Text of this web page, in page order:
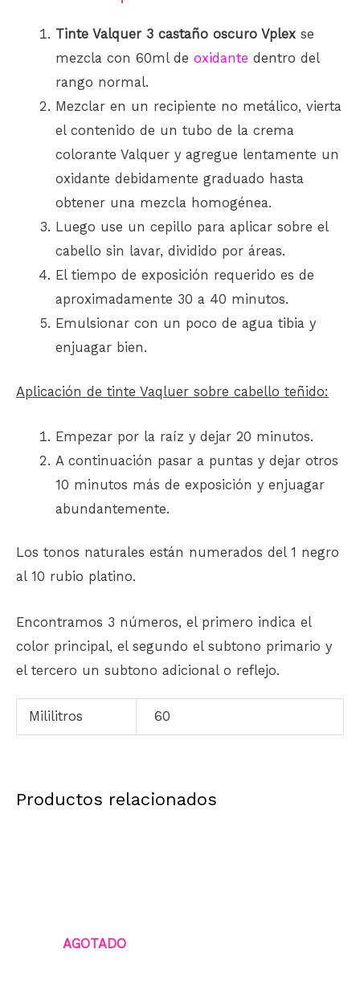
Tinte Valquer 3 castaño oscuro Vplex se
mezcla con 60mldeoxidante dentro del
rango normal.
Mezclar en un recipiente no metálico, vierta
el contenido de un tubo de la crema
colorante Valquer y agregue lentamente un
oxidante debidamente graduado hasta
obtener una mezcla homogénea.
Luego use un cepillo para aplicar sobre el
cabello sin lavar, dividido por áreas.
El tiempo de exposición requerido es de
aproximadamente 30 a 40 minutos.
Emulsionar con un poco de agua tibia y
enjuagar bien.
Aplicación de tinte Vaqluer sobre cabello teñido:
Empezar por la raíz y dejar 20 minutos.
A continuación pasar a puntas y dejar otros
10 minutos más de exposición y enjuagar
abundantemente.
Los tonos naturales están numerados del 1 negro
al 10 rubio platino.
Encontramos 3 números, el primero indica el
color principal, el segundo el subtono primario y
el tercero un subtono adicional o reflejo.
Mililitros 60
Productos relacionados
AGOTADO